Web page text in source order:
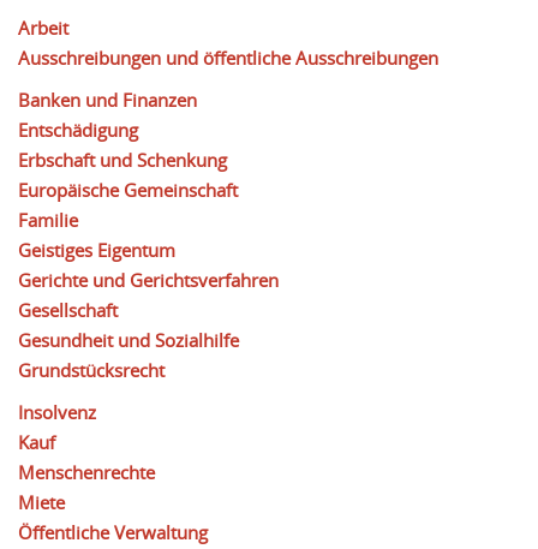
Arbeit
Ausschreibungen und öffentliche Ausschreibungen
Banken und Finanzen
Entschädigung
Erbschaft und Schenkung
Europäische Gemeinschaft
Familie
Geistiges Eigentum
Gerichte und Gerichtsverfahren
Gesellschaft
Gesundheit und Sozialhilfe
Grundstücksrecht
Insolvenz
Kauf
Menschenrechte
Miete
Öffentliche Verwaltung